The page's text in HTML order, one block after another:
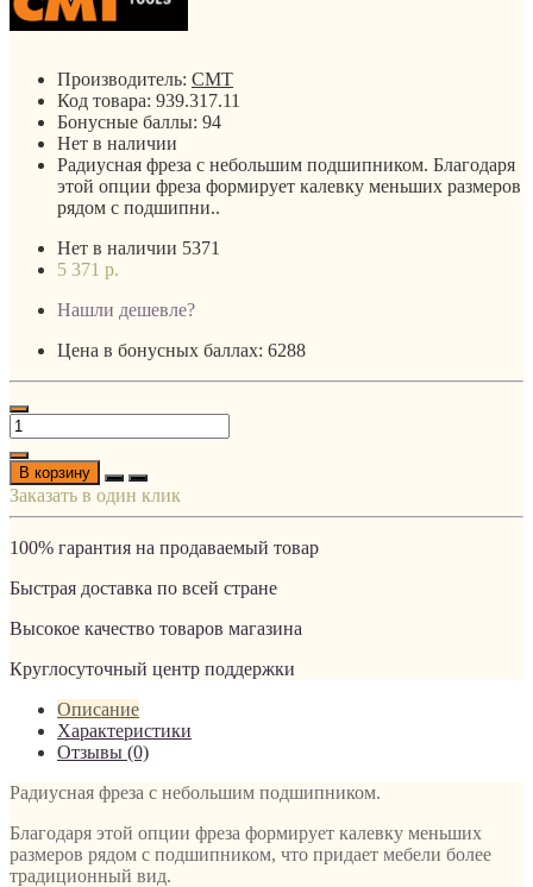
Производитель: CMT
Код товара: 939.317.11
Бонусные баллы: 94
Нет в наличии
Радиусная фреза с небольшим подшипником. Благодаря
этой опции фреза формирует калевку меньших размеров
рядом с подшипни..
Нет в наличии 5371
5 371 р.
Нашли дешевле?
Цена в бонусных баллах: 6288
В корзину
Заказать в один клик
100% гарантия на продаваемый товар
Быстрая доставка по всей стране
Высокое качество товаров магазина
Круглосуточный центр поддержки
Описание
Характеристики
Отзывы (0)
Радиусная фреза с небольшим подшипником.
Благодаря этой опции фреза формирует калевку меньших
размеров рядом с подшипником, что придает мебели более
традиционный вид.